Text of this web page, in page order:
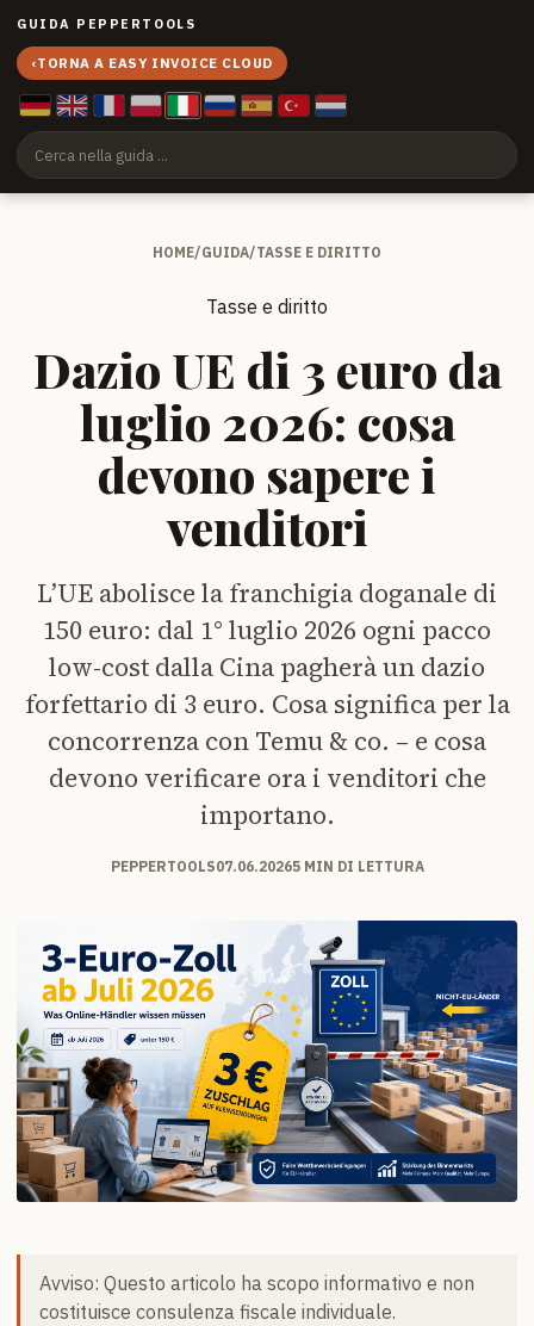
GUIDA PEPPERTOOLS
‹TORNA A EASY INVOICE CLOUD
HOME/GUIDA/TASSE E DIRITTO
Tasse e diritto
Dazio UE di 3 euro da
luglio 2026: cosa
devono sapere i
venditori
L’UE abolisce la franchigia doganale di
150 euro: dal 1° luglio 2026 ogni pacco
low-cost dalla Cina pagherà un dazio
forfettario di 3 euro. Cosa significa per la
concorrenza con Temu & co. – e cosa
devono verificare ora i venditori che
importano.
PEPPERTOOLS07.06.20265 MIN DI LETTURA
Avviso: Questo articolo ha scopo informativo e non
costituisce consulenza fiscale individuale.